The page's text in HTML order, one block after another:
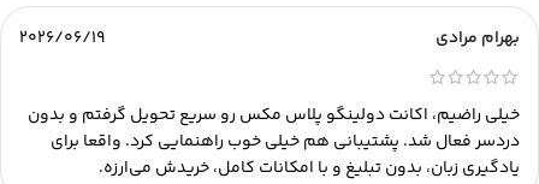
بهرام مرادی 2026/06/19
خیلی راضیم، اکانت دولینگو پلاس مکس رو سریع تحویل گرفتم و بدون
دردسر فعال شد. پشتیبانی هم خیلی خوب راهنمایی کرد. واقعا برای
یادگیری زبان، بدون تبلیغ و با امکانات کامل، خریدش می‌ارزه.